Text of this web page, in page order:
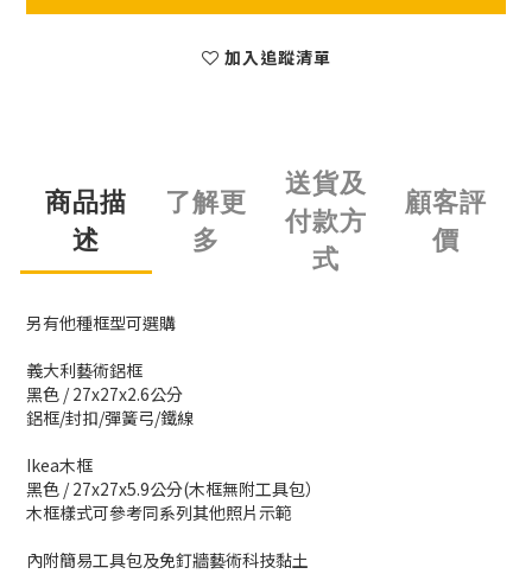
加入追蹤清單
商品描
述
了解更
多
送貨及
付款方
式
顧客評
價
另有他種框型可選購
義大利藝術鋁框
黑色 / 27x27x2.6公分
鋁框/封扣/彈簧弓/鐵線
Ikea木框
黑色 / 27x27x5.9公分(木框無附工具包）
木框樣式可參考同系列其他照片示範
內附簡易工具包及免釘牆藝術科技黏土